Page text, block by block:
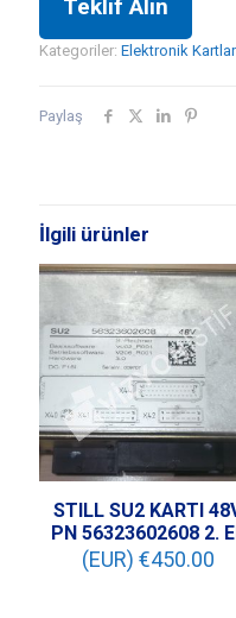
Teklif Alın
Kategoriler: Elektronik Kartlar
Paylaş
İlgili ürünler
STILL SU2 KARTI
PN 56323602608 2.
(EUR) €450.00